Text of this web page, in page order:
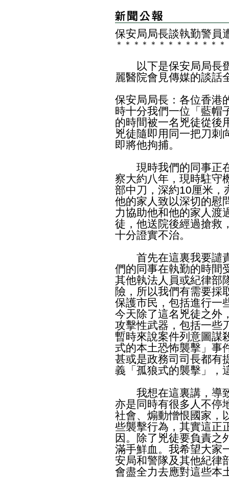
保安局局長談執勤警員
＊ ＊ ＊ ＊ ＊ ＊ ＊ ＊ ＊ ＊ ＊ ＊ ＊
以下是保安局局長鄧
麗醫院會見傳媒的談話
保安局局長：各位香港
時十分我們一位「藍帽
的時間被一名兇徒從後
兇徒隨即用同一把刀刺
即將他拘捕。
現時我們的同事正在
察大約八年，現時駐守
部中刀，深約10厘米，
他的家人致以深切的慰
力協助他和他的家人渡
徒，他送院後經過搶救
十分證實不治。
首先在這裏我要譴責
們的同事在執勤的時間
其他執法人員或紀律部
險，所以我們有需要採
保護市民，包括進行一
今天除了這名兇徒之外
攻擊性武器，包括一些
暫時來說案件列意圖謀
式的本土恐怖襲擊」事
甚或是政務司司長都有
義「孤狼式的襲擊」，
我想在這裏講，導致
亦是同時有很多人不停
社會、煽動憎恨國家，
些襲擊行為，其實這正
因。除了兇徒要負責之
滿手鮮血。我希望大家
安局和警隊及其他紀律
會盡全力去應對這些本